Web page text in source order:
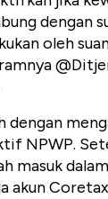
dengan
oleh
dengan
NPWP.
masuk
akun